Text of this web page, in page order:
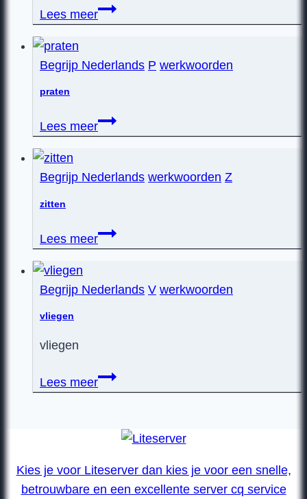
Lees meerkomen
Begrijp Nederlands P werkwoorden
praten
Lees meerpraten
Begrijp Nederlands werkwoorden Z
zitten
Lees meerzitten
Begrijp Nederlands V werkwoorden
vliegen
vliegen
Lees meervliegen
Kies je voor Liteserver dan kies je voor een snelle,
betrouwbare en een excellente server cq service